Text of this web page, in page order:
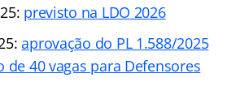
previsto na LDO 2026
aprovação do PL 1.588/2025
de 40 vagas para Defensores